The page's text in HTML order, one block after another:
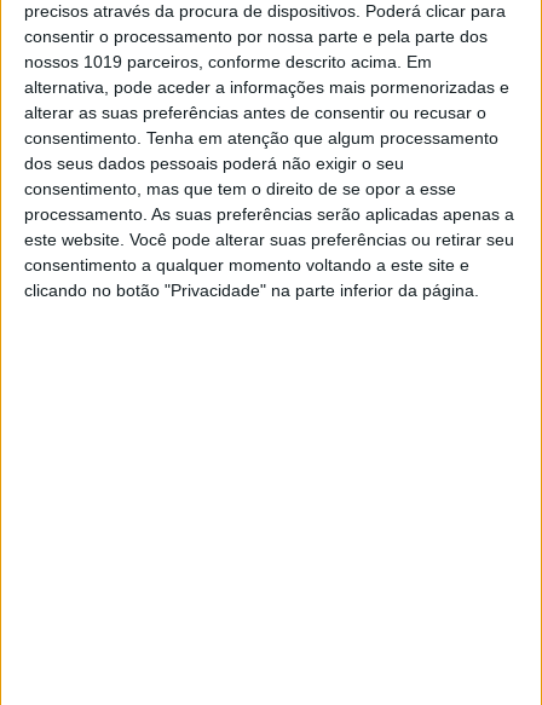
precisos através da procura de dispositivos. Poderá clicar para
consentir o processamento por nossa parte e pela parte dos
nossos 1019 parceiros, conforme descrito acima. Em
alternativa, pode aceder a informações mais pormenorizadas e
alterar as suas preferências antes de consentir ou recusar o
consentimento. Tenha em atenção que algum processamento
dos seus dados pessoais poderá não exigir o seu
consentimento, mas que tem o direito de se opor a esse
processamento. As suas preferências serão aplicadas apenas a
este website. Você pode alterar suas preferências ou retirar seu
consentimento a qualquer momento voltando a este site e
clicando no botão "Privacidade" na parte inferior da página.
carreira.
Na classe MX2, Gerard Congost (GASGAS)
venceu por 2-1, à frente de Adrià Monné
(KTM) por 1-2 e Elías Escandell (GASGAS) por
3-3. O título foi para Congost pela segunda vez
Daniela Guillen (GASGAS) conseguiu vencer
as duas mangas do evento feminino,
conquistando a vitória do dia à frente de Jana
Sánchez 2-2 e Virginie Germond 3-3. Com
esta dobradinha, Guillen conseguiu conquistar